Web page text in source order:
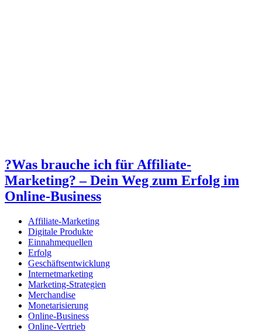
?Was brauche ich für Affiliate-
Marketing? – Dein Weg zum Erfolg im
Online-Business
Affiliate-Marketing
Digitale Produkte
Einnahmequellen
Erfolg
Geschäftsentwicklung
Internetmarketing
Marketing-Strategien
Merchandise
Monetarisierung
Online-Business
Online-Vertrieb